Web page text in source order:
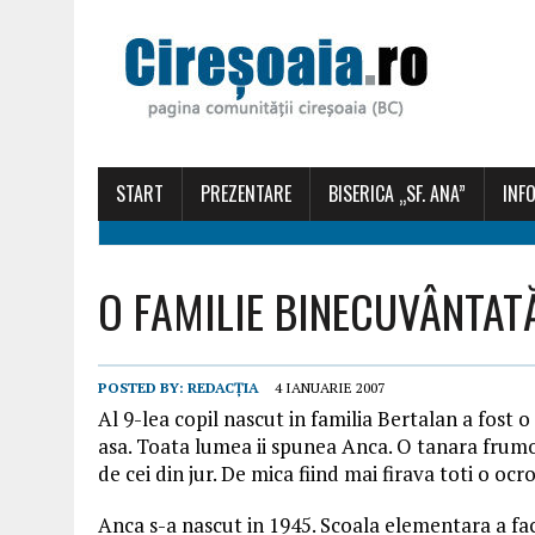
START PREZENTARE BISERICA „SF. ANA”
O FAMILIE
POSTED BY: REDACȚIA 4 IANUARIE 2007
Al 9-lea copil nascut in familia Bertalan a fost
asa. Toata lumea ii spunea Anca. O tanara
de cei din jur. De mica fiind mai firava toti o
Anca s-a nascut in 1945. Scoala elementara a